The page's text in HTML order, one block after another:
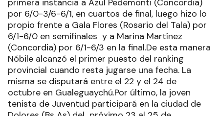
primera instancia a Azul Pedemonti (Concordia)
por 6/0-3/6-6/1, en cuartos de final, luego hizo lo
propio frente a Gala Flores (Rosario del Tala) por
6/1-6/0 en semifinales y a Marina Martínez
(Concordia) por 6/1-6/3 en la final.De esta manera
Nóbile alcanzó el primer puesto del ranking
provincial cuando resta jugarse una fecha. La
misma se disputará entre el 22 y el 24 de
octubre en Gualeguaychú.Por último, la joven
tenista de Juventud participará en la ciudad de